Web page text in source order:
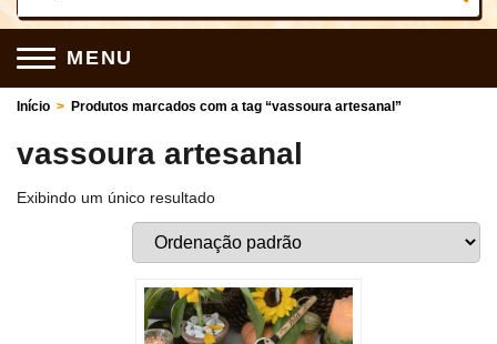
MENU
Início > Produtos marcados com a tag “vassoura artesanal”
vassoura artesanal
Exibindo um único resultado